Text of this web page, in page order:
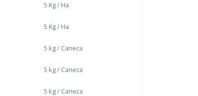
5 Kg / Ha
5 Kg / Ha
5 kg / Caneca
5 kg / Caneca
5 kg / Caneca